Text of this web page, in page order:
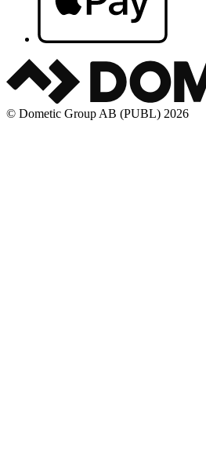
© Dometic Group AB (PUBL) 2026